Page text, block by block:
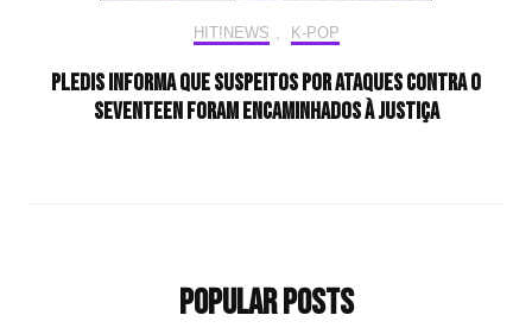
HIT!NEWS , K-POP
PLEDIS informa que suspeitos por ataques contra o
SEVENTEEN foram encaminhados à Justiça
Popular Posts